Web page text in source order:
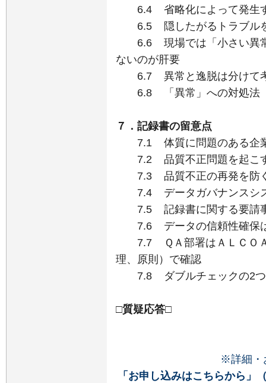
6.4 省略化によって発生
6.5 隠したがるトラブル
6.6 現場では「小さい異常
ないのが肝要
6.7 異常と逸脱は分けて
6.8 「異常」への対処法
７．記録書の留意点
7.1 体質に問題のある企
7.2 品質不正問題を起こ
7.3 品質不正の再発を防
7.4 データガバナンスシス
7.5 記録書に関する要請
7.6 データの信頼性確保
7.7 ＱＡ部署はＡＬＣＯＡ
理、原則）で確認
7.8 ダブルチェックの2つ
□質疑応答□
※詳細・
「お申し込みはこちらから」